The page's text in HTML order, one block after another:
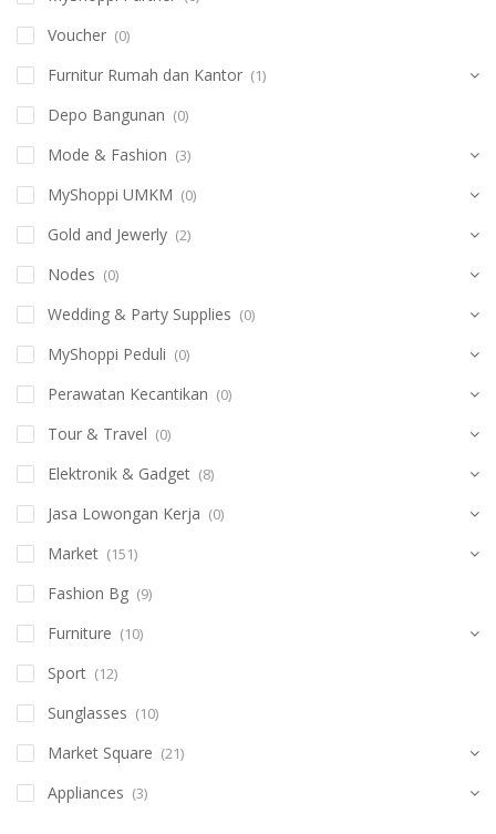
Voucher (0)
Furnitur Rumah dan Kantor (1)
Depo Bangunan (0)
Mode & Fashion (3)
MyShoppi UMKM (0)
Gold and Jewerly (2)
Nodes (0)
Wedding & Party Supplies (0)
MyShoppi Peduli (0)
Perawatan Kecantikan (0)
Tour & Travel (0)
Elektronik & Gadget (8)
Jasa Lowongan Kerja (0)
Market (151)
Fashion Bg (9)
Furniture (10)
Sport (12)
Sunglasses (10)
Market Square (21)
Appliances (3)